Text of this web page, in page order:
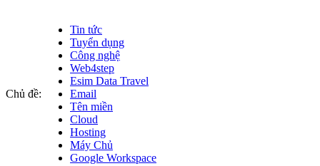
Chủ đề:
Tin tức
Tuyển dụng
Công nghệ
Web4step
Esim Data Travel
Email
Tên miền
Cloud
Hosting
Máy Chủ
Google Workspace